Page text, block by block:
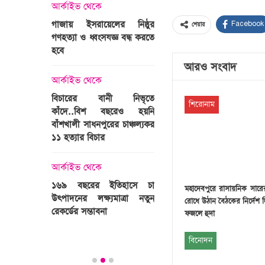
শেয়ার Facebook
আরও সংবাদ
শিরোনাম
মহাদেবপুরে রাসায়নিক
রোধে উঠান বৈঠকের নির্দেশ
ফজলে হুদা
বিনোদন
আর্কাইভ থেকে
গাজায় ইসরায়েলের নিষ্ঠুর
গণহত্যা ও ধ্বংসযজ্ঞ বন্ধ করতে
হবে
আর্কাইভ থেকে
বিচারের বানী নিভৃতে
কাঁদে..বিশ বছরেও হয়নি
বাঁশখালী সাধনপুরের চাঞ্চল্যকর
১১ হত্যার বিচার
আর্কাইভ থেকে
১৬৯ বছরের ইতিহাসে চা
উৎপাদনের লক্ষ্যমাত্রা নতুন
রেকর্ডের সম্ভাবনা
আর্কাইভ থেকে
ভারতজুড়ে চলছে
প্রচারণা
আর্কাইভ থেকে
স্বামীকে বেঁধে স্ত্রীকে গণধর্ষণ,